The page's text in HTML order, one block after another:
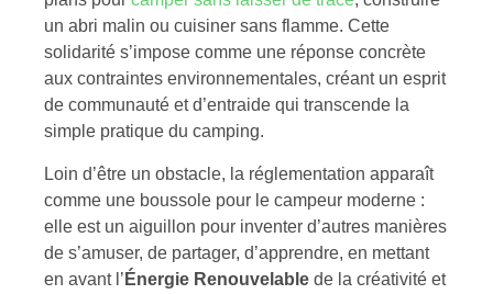
un abri malin ou cuisiner sans flamme. Cette
solidarité s’impose comme une réponse concrète
aux contraintes environnementales, créant un esprit
de communauté et d’entraide qui transcende la
simple pratique du camping.
Loin d’être un obstacle, la réglementation apparaît
comme une boussole pour le campeur moderne :
elle est un aiguillon pour inventer d’autres manières
de s’amuser, de partager, d’apprendre, en mettant
en avant l’ Énergie Renouvelable de la créativité et